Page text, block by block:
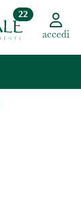
22
accedi